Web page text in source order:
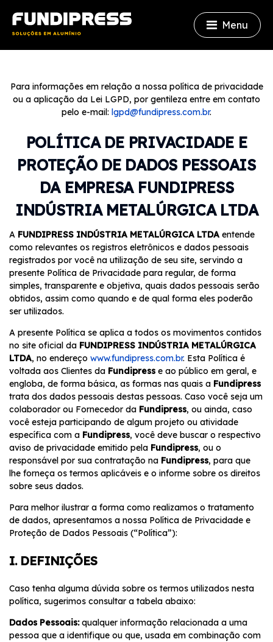
Menu
Para informações em relação a nossa política de privacidade
ou a aplicação da Lei LGPD, por gentileza entre em contato
pelo e-mail: lgpd@fundipress.com.br.
POLÍTICA DE PRIVACIDADE E
PROTEÇÃO DE DADOS PESSOAIS
DA EMPRESA FUNDIPRESS
INDÚSTRIA METALÚRGICA LTDA
A FUNDIPRESS INDÚSTRIA METALÚRGICA LTDA entende
como relevantes os registros eletrônicos e dados pessoais
registrados por você na utilização de seu site, servindo a
presente Política de Privacidade para regular, de forma
simples, transparente e objetiva, quais dados pessoais serão
obtidos, assim como quando e de qual forma eles poderão
ser utilizados.
A presente Política se aplica a todos os movimentos contidos
no site oficial da FUNDIPRESS INDÚSTRIA METALÚRGICA
LTDA, no endereço www.fundipress.com.br. Esta Política é
voltada aos Clientes da Fundipress e ao público em geral, e
engloba, de forma básica, as formas nas quais a Fundipress
trata dos dados pessoais destas pessoas. Caso você seja um
colaborador ou Fornecedor da Fundipress, ou ainda, caso
você esteja participando de algum projeto ou atividade
específica com a Fundipress, você deve buscar o respectivo
aviso de privacidade emitido pela Fundipress, ou o
responsável por sua contratação na Fundipress, para que
lhe forneça os termos aplicáveis e o informe sobre os direitos
sobre seus dados.
Para melhor ilustrar a forma como realizamos o tratamento
de dados, apresentamos a nossa Política de Privacidade e
Proteção de Dados Pessoais (“Política”):
I. DEFINIÇÕES
Caso tenha alguma dúvida sobre os termos utilizados nesta
política, sugerimos consultar a tabela abaixo:
Dados Pessoais:qualquer informação relacionada a uma
pessoa que a identifique ou que, usada em combinação com